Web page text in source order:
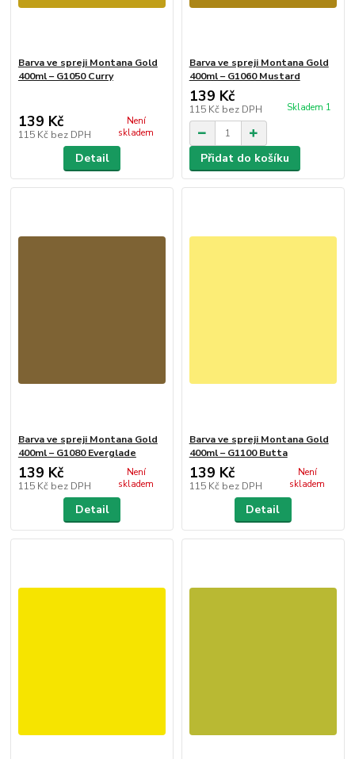
Barva ve spreji Montana Gold
400ml – G1050 Curry
139 Kč
115 Kč bez DPH
Není
skladem
Detail
Barva ve spreji Montana Gold
400ml – G1060 Mustard
139 Kč
115 Kč bez DPH Skladem 1
Přidat do košíku
Barva ve spreji Montana Gold
400ml – G1080 Everglade
139 Kč
115 Kč bez DPH
Není
skladem
Detail
Barva ve spreji Montana Gold
400ml – G1100 Butta
139 Kč
115 Kč bez DPH
Není
skladem
Detail